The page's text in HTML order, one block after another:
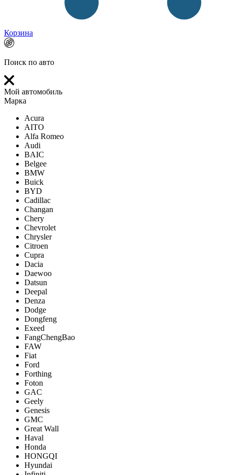
Корзина
Поиск по авто
Мой автомобиль
Марка
Acura
AITO
Alfa Romeo
Audi
BAIC
Belgee
BMW
Buick
BYD
Cadillac
Changan
Chery
Chevrolet
Chrysler
Citroen
Cupra
Dacia
Daewoo
Datsun
Deepal
Denza
Dodge
Dongfeng
Exeed
FangChengBao
FAW
Fiat
Ford
Forthing
Foton
GAC
Geely
Genesis
GMC
Great Wall
Haval
Honda
HONGQI
Hyundai